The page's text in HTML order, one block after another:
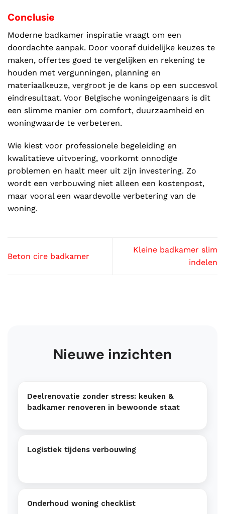
Conclusie
Moderne badkamer inspiratie vraagt om een
doordachte aanpak. Door vooraf duidelijke keuzes te
maken, offertes goed te vergelijken en rekening te
houden met vergunningen, planning en
materiaalkeuze, vergroot je de kans op een succesvol
eindresultaat. Voor Belgische woningeigenaars is dit
een slimme manier om comfort, duurzaamheid en
woningwaarde te verbeteren.
Wie kiest voor professionele begeleiding en
kwalitatieve uitvoering, voorkomt onnodige
problemen en haalt meer uit zijn investering. Zo
wordt een verbouwing niet alleen een kostenpost,
maar vooral een waardevolle verbetering van de
woning.
Beton cire badkamer
Kleine badkamer slim
indelen
Nieuwe inzichten
Deelrenovatie zonder stress: keuken &
badkamer renoveren in bewoonde staat
Logistiek tijdens verbouwing
Onderhoud woning checklist